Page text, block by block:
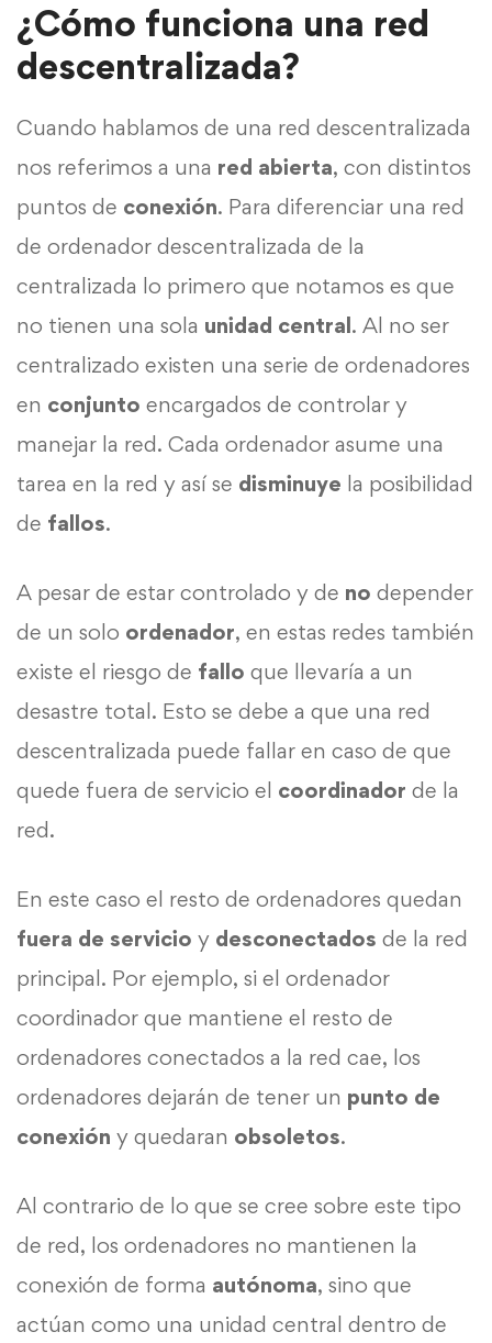
¿Cómo funciona una red
descentralizada?
Cuando hablamos de una red descentralizada
nos referimos a una red abierta, con distintos
puntos de conexión. Para diferenciar una red
de ordenador descentralizada de la
centralizada lo primero que notamos es que
no tienen una sola unidad central. Al no ser
centralizado existen una serie de ordenadores
en conjunto encargados de controlar y
manejar la red. Cada ordenador asume una
tarea en la red y así se disminuye la posibilidad
de fallos.
A pesar de estar controlado y de no depender
de un solo ordenador, en estas redes también
existe el riesgo de fallo que llevaría a un
desastre total. Esto se debe a que una red
descentralizada puede fallar en caso de que
quede fuera de servicio el coordinador de la
red.
En este caso el resto de ordenadores quedan
fuera de servicio y desconectados de la red
principal. Por ejemplo, si el ordenador
coordinador que mantiene el resto de
ordenadores conectados a la red cae, los
ordenadores dejarán de tener un punto de
conexión y quedaran obsoletos.
Al contrario de lo que se cree sobre este tipo
de red, los ordenadores no mantienen la
conexión de forma autónoma, sino que
actúan como una unidad central dentro de